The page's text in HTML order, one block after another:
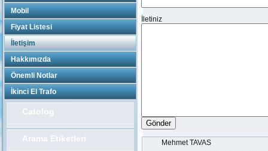
Mobil
Fiyat Listesi
İletişim
Hakkımızda
Önemli Notlar
İkinci El Trafo
Catolog
Arama Etiketleri
İletiniz
Mehmet TAVAS